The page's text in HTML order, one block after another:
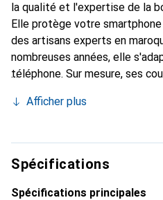
la qualité et l'expertise de la
Elle protège votre
des artisans experts en
nombreuses années, elle
téléphone. Sur mesure, ses
et indispensable de votre
marque Noreve est un choix
exigeante.
Afficher plus
Spécifications
Spécifications principales